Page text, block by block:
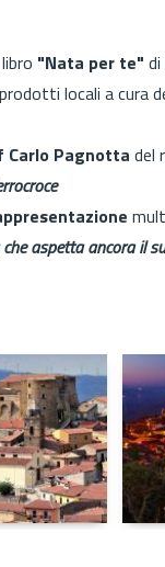
"Nata per te"
locali a cura
Carlo Pagnotta del
aspetta ancora il